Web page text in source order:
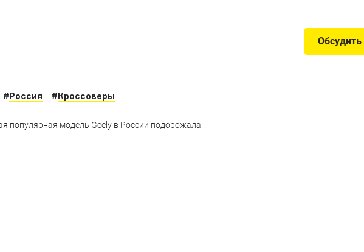
Обсудить
#Россия #Кроссоверы
популярная модель Geely в России подорожала